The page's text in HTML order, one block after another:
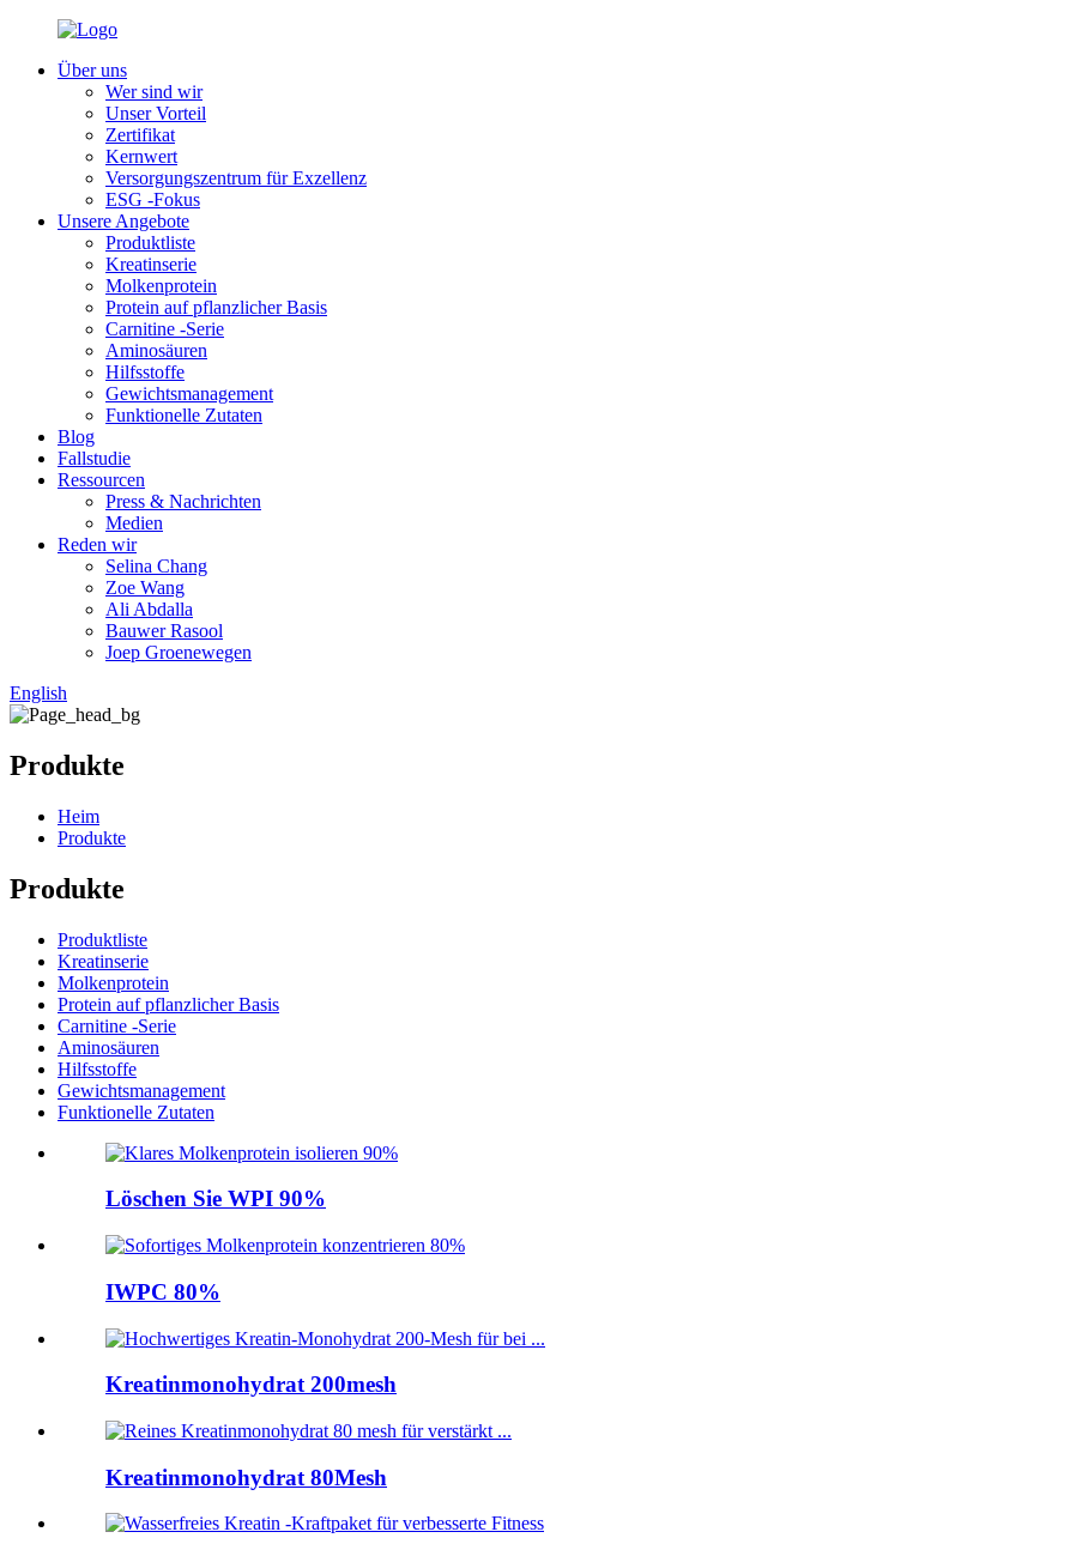
Über uns
Wer sind wir
Unser Vorteil
Zertifikat
Kernwert
Versorgungszentrum für Exzellenz
ESG -Fokus
Unsere Angebote
Produktliste
Kreatinserie
Molkenprotein
Protein auf pflanzlicher Basis
Carnitine -Serie
Aminosäuren
Hilfsstoffe
Gewichtsmanagement
Funktionelle Zutaten
Blog
Fallstudie
Ressourcen
Press & Nachrichten
Medien
Reden wir
Selina Chang
Zoe Wang
Ali Abdalla
Bauwer Rasool
Joep Groenewegen
English
Produkte
Heim
Produkte
Produkte
Produktliste
Kreatinserie
Molkenprotein
Protein auf pflanzlicher Basis
Carnitine -Serie
Aminosäuren
Hilfsstoffe
Gewichtsmanagement
Funktionelle Zutaten
Löschen Sie WPI 90%
IWPC 80%
Kreatinmonohydrat 200mesh
Kreatinmonohydrat 80Mesh